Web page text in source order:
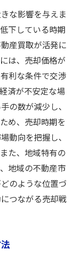
な影響を与えま
下している時期
産買取が活発に
は、売却価格が
利な条件で交渉
済が不安定な場
の数が減少し、
め、売却時期を
動向を把握し、
た、地域特有の
地域の不動産市
のような位置づ
つながる売却戦